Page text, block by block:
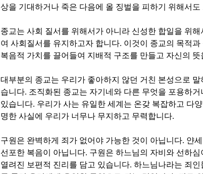
상을 기대하거나 죽은 다음에 올 징벌을 피하기 위해서도
종교는 사회 질서를 위해서가 아니라 신성한 합일을 위해
여 사회질서를 유지하고자 합니다. 이것이 종교의 목적
복음적 가치를 끌어들여 지배적 구조를 만들고 자신의
대부분의 종교는 우리가 좋아하지 않던 거친 본성으로
습니다. 조직화된 종교는 자기네와 다른 무엇을 포용하
있습니다. 우리가 사는 유일한 세계는 온갖 복잡하고 다
명한 사실에 우리가 너무나 무지하고 무력합니다.
구원은 완벽하게 죄가 없어야 가능한 것이 아닙니다. 얀
선포한 복음이 아닙니다. 구원은 하느님의 자비와 선하
열려진 보편적 진리를 담고 있습니다. 하느님나라는 죄